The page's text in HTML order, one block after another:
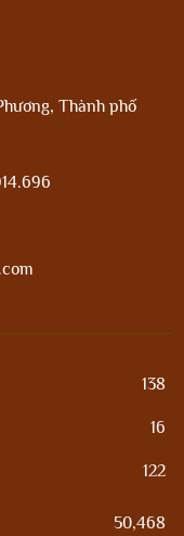
Thành phố
138
16
122
50,468